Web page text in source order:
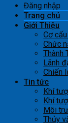
Đăng nhập
Trang chủ
Giới Thiệu
Cơ
Chức
Thành
Lãnh
Chiến
Tin tức
Khí
Khí
Môi
Thủy